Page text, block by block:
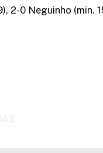
2-0 Neguinho (min.